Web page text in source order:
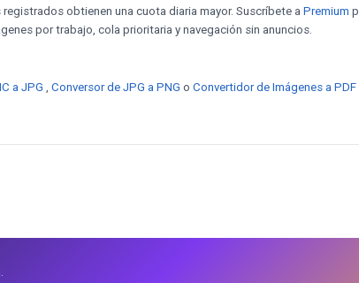
obtienen una cuota diaria mayor. Suscríbete a Premium
por trabajo, cola prioritaria y navegación sin anuncios.
a JPG , Conversor de JPG a PNG o Convertidor de Imágenes a PDF